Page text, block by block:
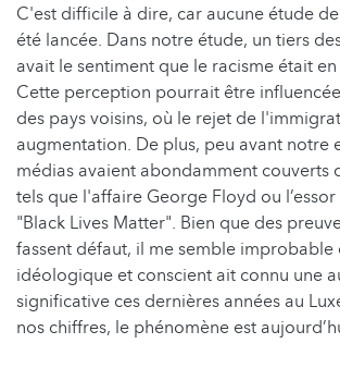
C'est difficile à dire, car aucune étude
été lancée. Dans notre étude, un tiers
avait le sentiment que le racisme était
Cette perception pourrait être
des pays voisins, où le rejet de
augmentation. De plus, peu avant notre
médias avaient abondamment couverts
tels que l'affaire George Floyd ou
"Black Lives Matter". Bien que des
fassent défaut, il me semble improbable
idéologique et conscient ait connu une
significative ces dernières années au
nos chiffres, le phénomène est